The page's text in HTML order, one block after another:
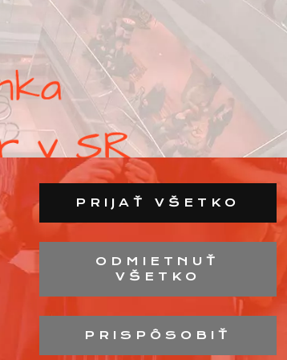
PRIJAŤ VŠETKO
ODMIETNUŤ
VŠETKO
PRISPÔSOBIŤ